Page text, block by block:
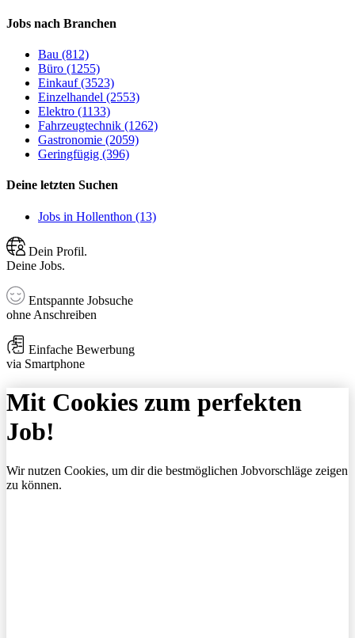
Jobs nach Branchen
Bau (812)
Büro (1255)
Einkauf (3523)
Einzelhandel (2553)
Elektro (1133)
Fahrzeugtechnik (1262)
Gastronomie (2059)
Geringfügig (396)
Deine letzten Suchen
Jobs in Hollenthon (13)
Dein Profil.
Deine Jobs.
Entspannte Jobsuche
ohne Anschreiben
Einfache Bewerbung
via Smartphone
Mit Cookies zum perfekten
Job!
Wir nutzen Cookies, um dir die bestmöglichen Jobvorschläge zeigen
zu können.